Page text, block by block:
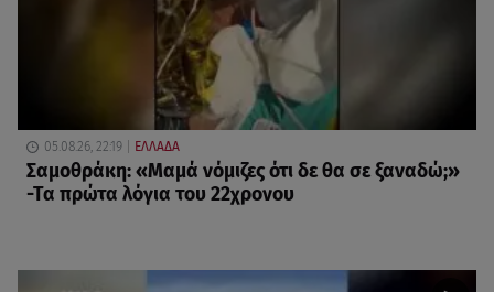
05.08.26, 22:19 ΕΛΛΑΔΑ
Σαμοθράκη: «Μαμά νόμιζες ότι δε θα σε ξαναδώ;»
-Τα πρώτα λόγια του 22χρονου